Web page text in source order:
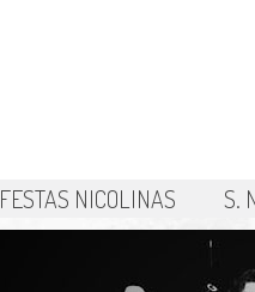
FESTAS NICOLINAS S.